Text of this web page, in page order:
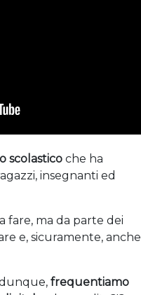
scolastico che ha
insegnanti ed
fare, ma da parte dei
e, sicuramente, anche
frequentiamo